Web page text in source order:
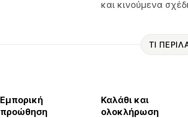
και κινούμενα
ΤΙ
Εμπορική
προώθηση
Καλάθι και
ολοκλήρωση